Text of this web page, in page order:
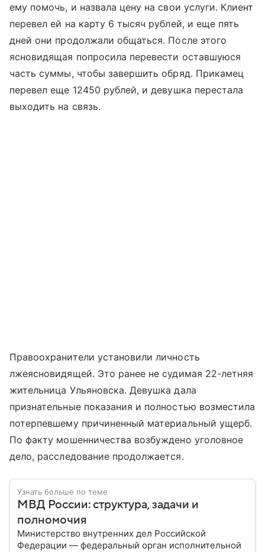
ему помочь, и назвала цену на свои услуги. Клиент
перевел ей на карту 6 тысяч рублей, и еще пять
дней они продолжали общаться. После этого
ясновидящая попросила перевести оставшуюся
часть суммы, чтобы завершить обряд. Прикамец
перевел еще 12450 рублей, и девушка перестала
выходить на связь.
Правоохранители установили личность
лжеясновидящей. Это ранее не судимая 22-летняя
жительница Ульяновска. Девушка дала
признательные показания и полностью возместила
потерпевшему причиненный материальный ущерб.
По факту мошенничества возбуждено уголовное
дело, расследование продолжается.
Узнать больше по теме
МВД России: структура, задачи и
полномочия
Министерство внутренних дел Российской
Федерации — федеральный орган исполнительной